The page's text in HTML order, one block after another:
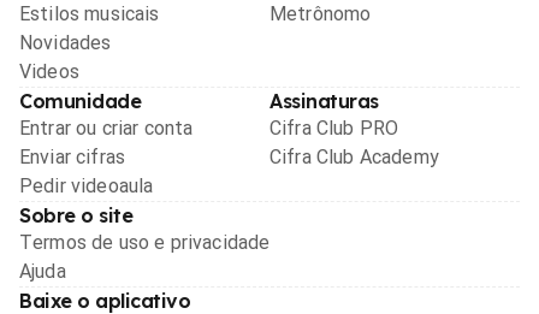
Estilos musicais
Novidades
Videos
Metrônomo
Comunidade
Entrar ou criar conta
Enviar cifras
Pedir videoaula
Assinaturas
Cifra Club PRO
Cifra Club Academy
Sobre o site
Termos de uso e privacidade
Ajuda
Baixe o aplicativo